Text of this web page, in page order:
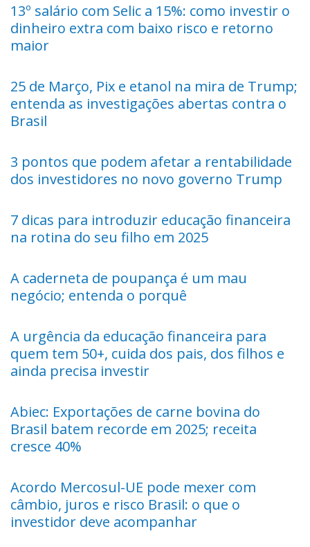
13º salário com Selic a 15%: como investir o
dinheiro extra com baixo risco e retorno
maior
25 de Março, Pix e etanol na mira de Trump;
entenda as investigações abertas contra o
Brasil
3 pontos que podem afetar a rentabilidade
dos investidores no novo governo Trump
7 dicas para introduzir educação financeira
na rotina do seu filho em 2025
A caderneta de poupança é um mau
negócio; entenda o porquê
A urgência da educação financeira para
quem tem 50+, cuida dos pais, dos filhos e
ainda precisa investir
Abiec: Exportações de carne bovina do
Brasil batem recorde em 2025; receita
cresce 40%
Acordo Mercosul-UE pode mexer com
câmbio, juros e risco Brasil: o que o
investidor deve acompanhar